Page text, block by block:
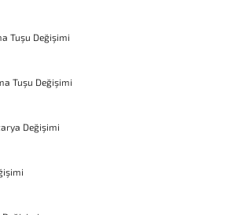
Tuşu Değişimi
Tuşu Değişimi
Değişimi